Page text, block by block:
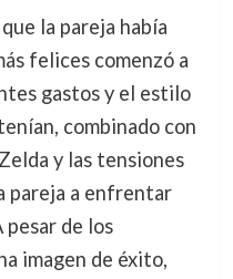
la pareja había
felices comenzó a
gastos y el estilo
combinado con
y las tensiones
pareja a enfrentar
de los
imagen de éxito,